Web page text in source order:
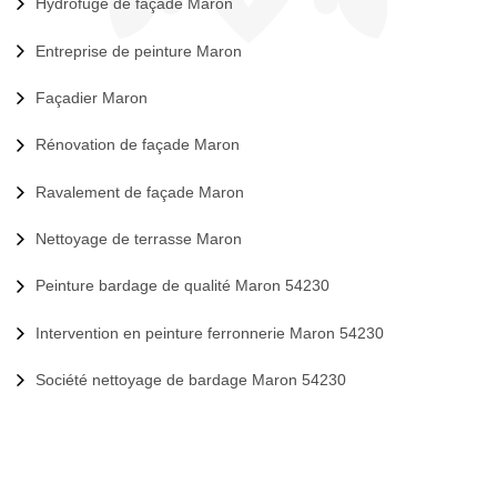
Hydrofuge de façade Maron
Entreprise de peinture Maron
Façadier Maron
Rénovation de façade Maron
Ravalement de façade Maron
Nettoyage de terrasse Maron
Peinture bardage de qualité Maron 54230
Intervention en peinture ferronnerie Maron 54230
Société nettoyage de bardage Maron 54230